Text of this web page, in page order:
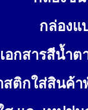
กล่องแ
อกสารสีน้ำต
ติกใส่สินค้า